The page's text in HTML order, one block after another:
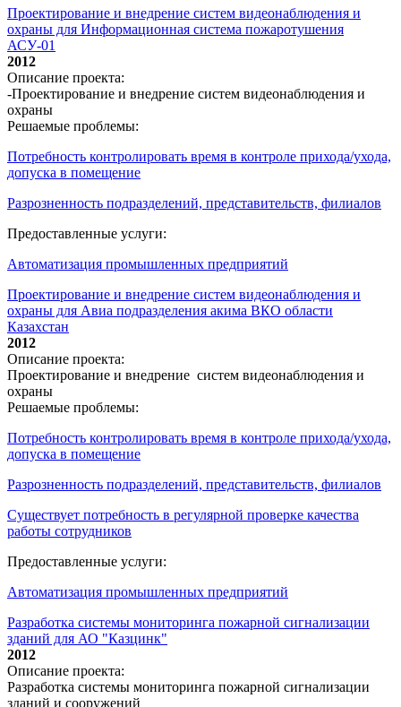
Проектирование и внедрение систем видеонаблюдения и
охраны для Информационная система пожаротушения
АСУ-01
2012
Описание проекта:
-Проектирование и внедрение систем видеонаблюдения и
охраны
Решаемые проблемы:
Потребность контролировать время в контроле прихода/ухода,
допуска в помещение
Разрозненность подразделений, представительств, филиалов
Предоставленные услуги:
Автоматизация промышленных предприятий
Проектирование и внедрение систем видеонаблюдения и
охраны для Авиа подразделения акима ВКО области
Казахстан
2012
Описание проекта:
Проектирование и внедрение систем видеонаблюдения и
охраны
Решаемые проблемы:
Потребность контролировать время в контроле прихода/ухода,
допуска в помещение
Разрозненность подразделений, представительств, филиалов
Существует потребность в регулярной проверке качества
работы сотрудников
Предоставленные услуги:
Автоматизация промышленных предприятий
Разработка системы мониторинга пожарной сигнализации
зданий для АО "Казцинк"
2012
Описание проекта:
Разработка системы мониторинга пожарной сигнализации
зданий и сооружений